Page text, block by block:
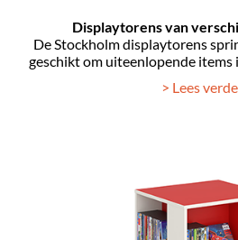
Displaytorens van
De Stockholm displaytorens
geschikt om uiteenlopende items
> Lees